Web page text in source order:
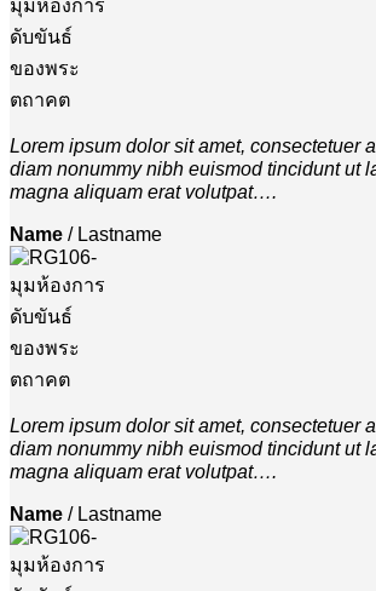
Lorem ipsum dolor sit amet, consectetuer
diam nonummy nibh euismod tincidunt ut
magna aliquam erat volutpat….
Name / Lastname
Lorem ipsum dolor sit amet, consectetuer
diam nonummy nibh euismod tincidunt ut
magna aliquam erat volutpat….
Name / Lastname